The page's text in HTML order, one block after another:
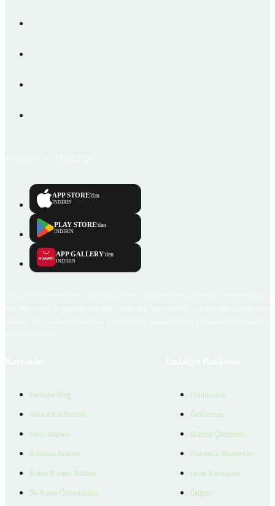
APP STORE'dan
İNDİRİN
PLAY STORE'dan
İNDİRİN
APP GALLERY'den
İNDİRİN
Emlakjet Blog
Satın Alma Rehberi
Satıcı Rehberi
Kiralama Rehberi
Konut Kredisi Rehberi
Ne Kadar Ödeyebilirim
Hakkımızda
Ödüllerimiz
Reklam Çözümleri
Kurumsal Materyaller
İnsan Kaynakları
İletişim